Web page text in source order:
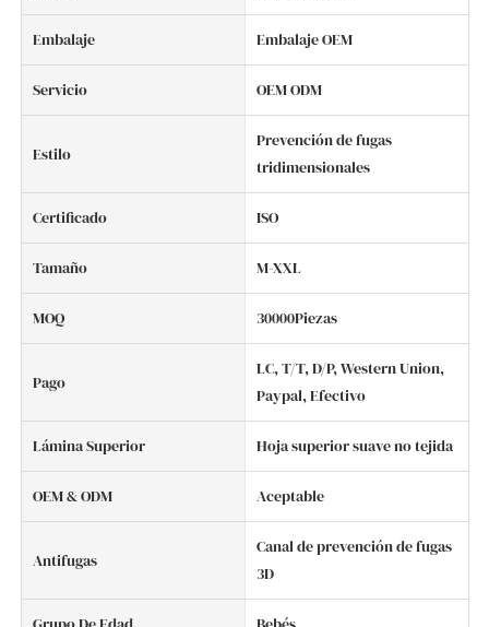
Embalaje Embalaje OEM
Servicio OEM ODM
Estilo
Prevención de fugas
tridimensionales
Certificado ISO
Tamaño M-XXL
MOQ 30000Piezas
Pago
LC, T/T, D/P, Western Union,
Paypal, Efectivo
Lámina Superior Hoja superior suave no tejida
OEM & ODM Aceptable
Antifugas
Canal de prevención de fugas
3D